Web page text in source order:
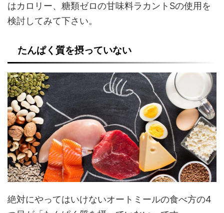
はカロリー、糖類ゼロの甘味料ラカントSの使用を
検討してみて下さい。
たんぱく質を摂っていない
絶対にやってはいけないオートミールの食べ方の4